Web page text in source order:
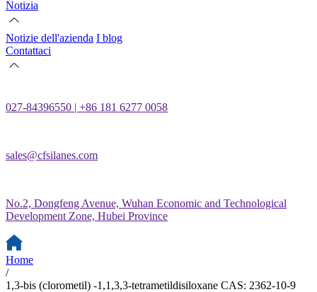
Notizia
Notizie dell'azienda I blog
Contattaci
027-84396550 | +86 181 6277 0058
sales@cfsilanes.com
No.2, Dongfeng Avenue, Wuhan Economic and Technological
Development Zone, Hubei Province
Home
/
1,3-bis (clorometil) -1,1,3,3-tetrametildisiloxane CAS: 2362-10-9